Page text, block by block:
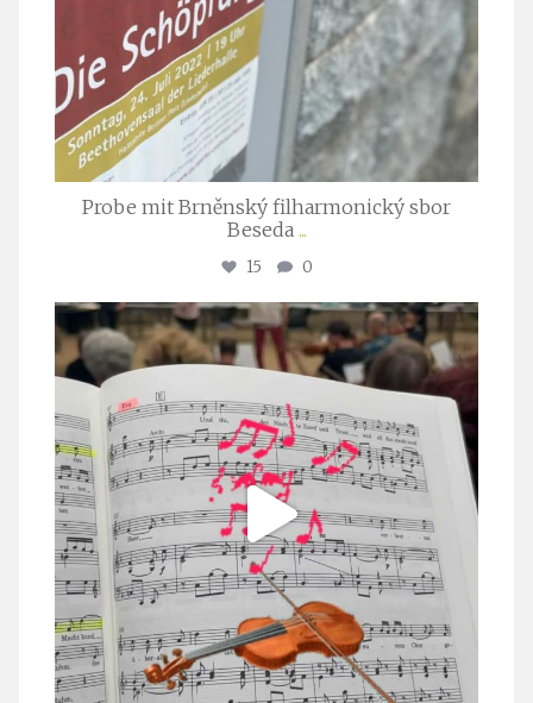
Probe mit Brněnský filharmonický sbor
Beseda ...
15 0
stuttgarter_oratorienchor
Juli 23